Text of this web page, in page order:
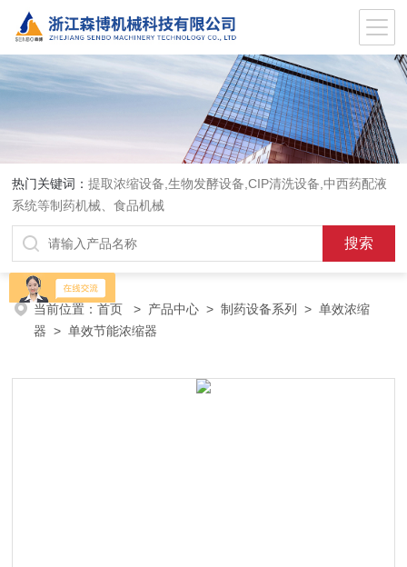
热门关键词：提取浓缩设备,生物发酵设备,CIP清洗设备,中西药配液
系统等制药机械、食品机械
当前位置：首页 > 产品中心 >制药设备系列 >单效浓缩
器 > 单效节能浓缩器